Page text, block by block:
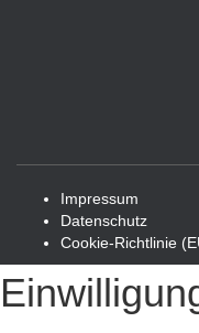
Impressum
Datenschutz
Cookie-Richtlinie